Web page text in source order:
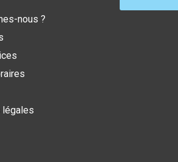
nous ?
légales